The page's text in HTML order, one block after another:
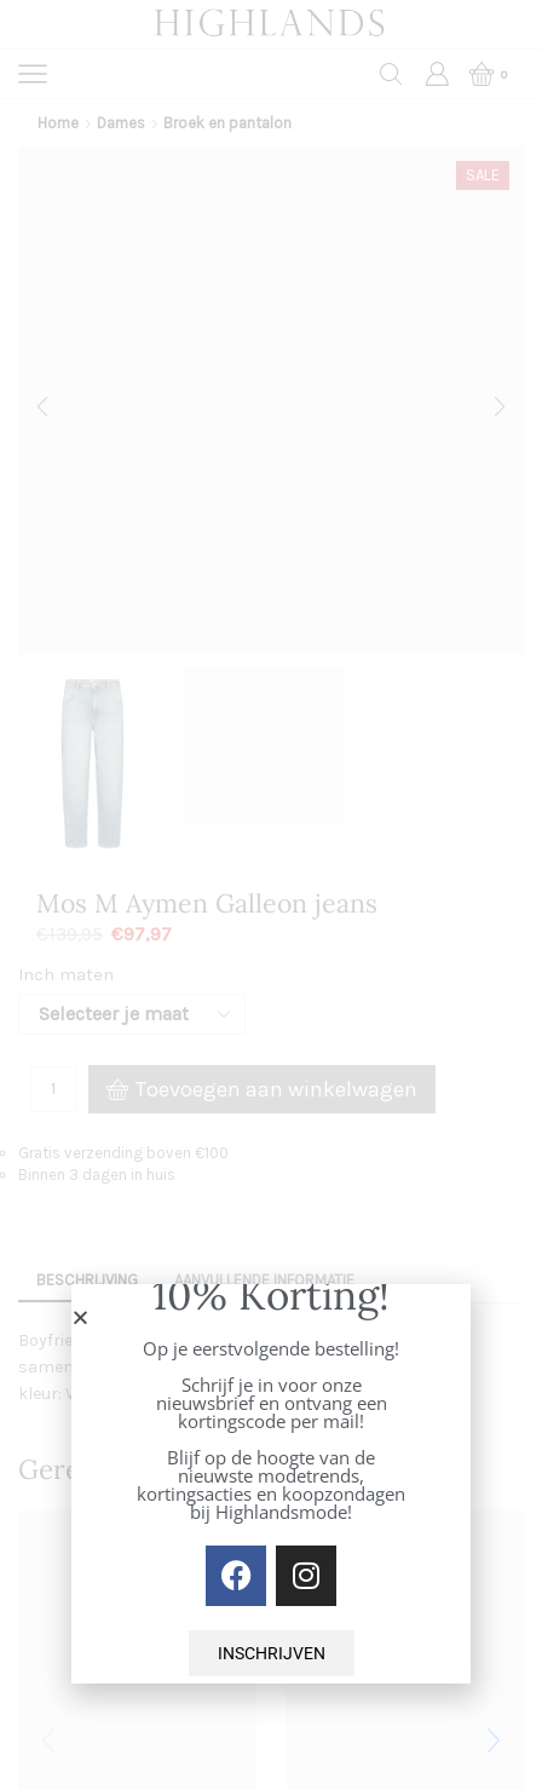
0
Home Dames Broek en pantalon
SALE
Mos M Aymen Galleon jeans
€97,97
Inch maten
Toevoegen aan winkelwagen
Gratis verzending boven €100
Binnen 3 dagen in huis
BESCHRIJVING AANVULLENDE INFORMATIE
Boyfriend fit jeans van Mos Mosh met
samenstelling: 99% Organic cotton 1% Elastane
kleur: Vintage blue
Gerelateerde Producten
10% Korting!
Op je eerstvolgende bestelling!
Schrijf je in voor onze
nieuwsbrief en ontvang een
kortingscode per mail!
Blijf op de hoogte van de
nieuwste modetrends,
kortingsacties en koopzondagen
bij Highlandsmode!
INSCHRIJVEN